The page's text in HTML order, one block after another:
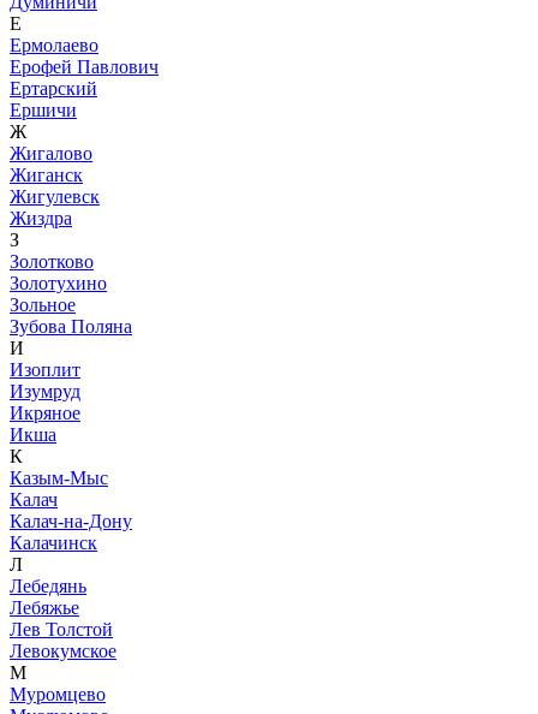
Е
Ермолаево
Ерофей Павлович
Ертарский
Ершичи
Ж
Жигалово
Жиганск
Жигулевск
Жиздра
З
Золотково
Золотухино
Зольное
Зубова Поляна
И
Изоплит
Изумруд
Икряное
Икша
К
Казым-Мыс
Калач
Калач-на-Дону
Калачинск
Л
Лебедянь
Лебяжье
Лев Толстой
Левокумское
М
Муромцево